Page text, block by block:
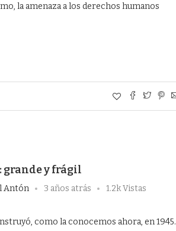
la amenaza a los derechos humanos
grande y frágil
Antón 3 años atrás 1.2k Vistas
como la conocemos ahora, en 1945.